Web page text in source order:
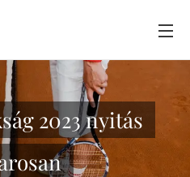
2023 nyitás